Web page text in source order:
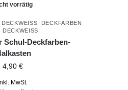
vorrätig
DECKFARBEN
Schul-Deckfarben-
4,90€
MwSt.